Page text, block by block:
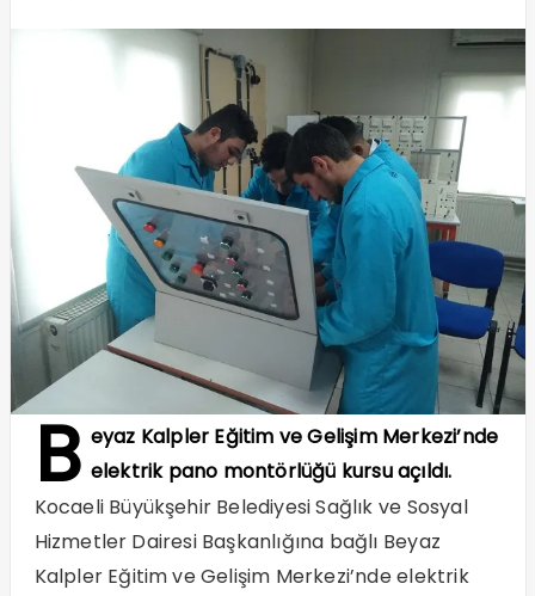
B eyaz Kalpler Eğitim ve Gelişim Merkezi’nde
elektrik pano montörlüğü kursu açıldı.
Kocaeli Büyükşehir Belediyesi Sağlık ve Sosyal
Hizmetler Dairesi Başkanlığına bağlı Beyaz
Kalpler Eğitim ve Gelişim Merkezi’nde elektrik